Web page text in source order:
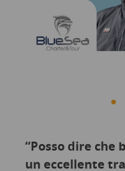
“Posso dire che
un eccellente